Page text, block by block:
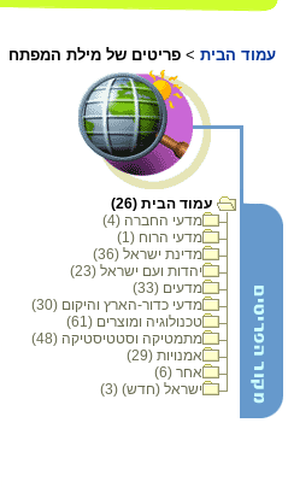
עמוד הבית > פריטים של מילת המפתח
עמוד הבית (26)
מדעי החברה (4)
מדעי הרוח (1)
מדינת ישראל (36)
יהדות ועם ישראל (23)
מדעים (33)
מדעי כדור-הארץ והיקום (30)
טכנולוגיה ומוצרים (61)
מתמטיקה וסטטיסטיקה (48)
אמנויות (29)
אחר (6)
ישראל (חדש) (3)